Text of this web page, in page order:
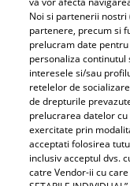
pe scaunele roșii
Irina Rimes și
acest proiect
Cătălin Măruță a
Citește mai multe
Parteneri
Noi si partenerii
partenere, precum si
prelucram date
personaliza
interesele si/sau
retelelor de
de drepturile
prelucrarea datelor
exercitate prin
acceptati folosirea
inclusiv acceptul dvs.
catre Vendor-ii cu care